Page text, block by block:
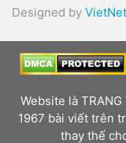
Designed by
Website là TRANG
1967 bài viết trên
thay thế